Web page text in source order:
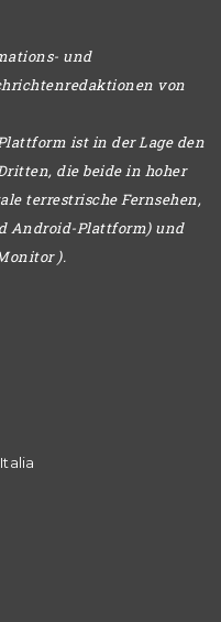
und
von
ist in der Lage den
die beide in hoher
terrestrische Fernsehen,
Android-Plattform) und
).